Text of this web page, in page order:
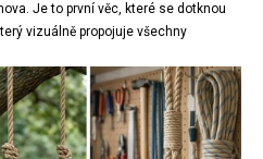
Je to první věc, které se dotknou
vizuálně propojuje všechny